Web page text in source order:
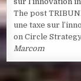
The post
une taxe sur
on Circle
Marcom